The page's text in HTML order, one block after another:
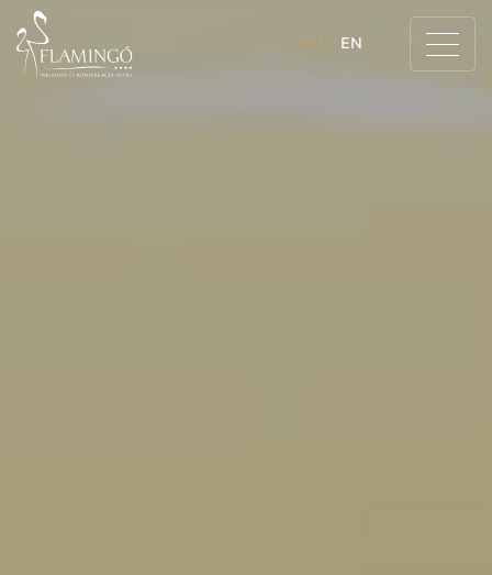
HU EN